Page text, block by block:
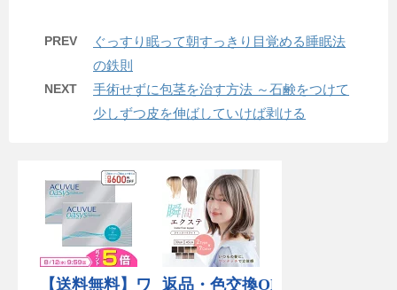
PREV
ぐっすり眠って朝すっきり目覚める睡眠法
の鉄則
NEXT
手術せずに包茎を治す方法 ～石鹸をつけて
少しずつ皮を伸ばしていけば剥ける